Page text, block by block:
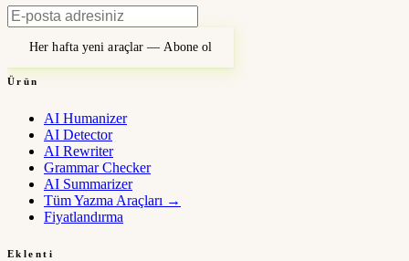
Her hafta yeni araçlar — Abone ol
Ürün
AI Humanizer
AI Detector
AI Rewriter
Grammar Checker
AI Summarizer
Tüm Yazma Araçları →
Fiyatlandırma
Eklenti